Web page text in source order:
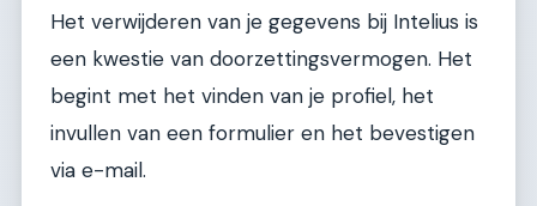
Het verwijderen van je gegevens bij Intelius is
een kwestie van doorzettingsvermogen. Het
begint met het vinden van je profiel, het
invullen van een formulier en het bevestigen
via e-mail.